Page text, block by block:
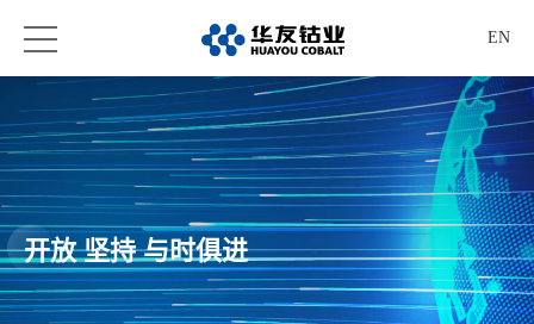
EN
开放 坚持 与时俱进